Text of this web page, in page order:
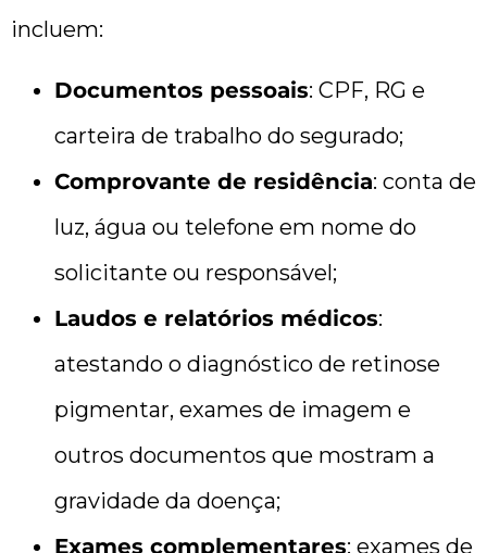
incluem:
Documentos pessoais: CPF, RG e
carteira de trabalho do segurado;
Comprovante de residência: conta de
luz, água ou telefone em nome do
solicitante ou responsável;
Laudos e relatórios médicos:
atestando o diagnóstico de retinose
pigmentar, exames de imagem e
outros documentos que mostram a
gravidade da doença;
Exames complementares: exames de